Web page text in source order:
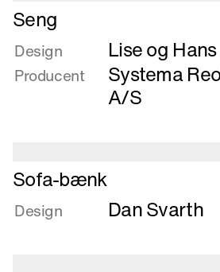
Læs
mere
om
Seng
Seng
Design Lise og
Producent
Systema
A/S
Læs
mere
om
Sofa-bænk
Design Dan Svarth